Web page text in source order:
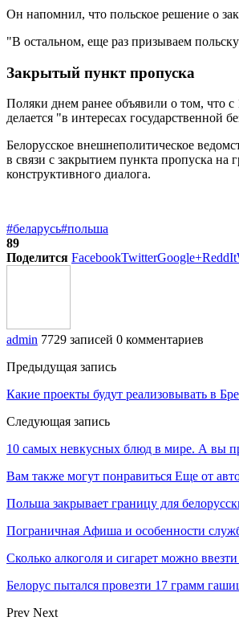
Он напомнил, что польское решение о
"В остальном, еще раз призываем
Закрытый пункт пропуска
Поляки днем ранее объявили о том, что
делается "в интересах государственной
Белорусское внешнеполитическое
в связи с закрытием пункта пропуска
конструктивного диалога.
#беларусь#польша
89
Поделится FacebookTwitterGoogle+ReddIt
admin 7729 записей 0 комментариев
Предыдущая запись
Какие проекты будут реализовывать в
Следующая запись
10 самых невкусных блюд в мире. А вы
Вам также могут понравиться Еще от
Польша закрывает границу для
Пограничная Афиша и особенности
Сколько алкоголя и сигарет можно
Белорус пытался провезти 17 грамм
Prev Next